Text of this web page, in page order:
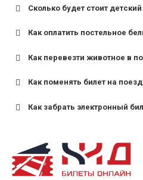
для поездов дальнего
для пригородных поездов
Сколько будет стоит детский
Как оплатить постельное
Как перевезти животное в
Как поменять билет на
Как забрать электронный
назвав кассиру 14-значный
предъявив удостоверение